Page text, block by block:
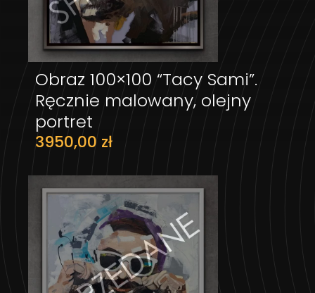
Obraz 100×100 “Tacy Sami”.
Ręcznie malowany, olejny
portret
3950,00 zł
DODAJ DO KOSZYKA